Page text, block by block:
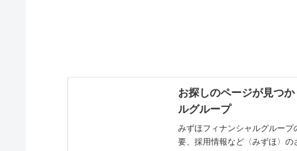
お探しのページが見つ
ルグループ
みずほフィナンシャルグルー
要、採用情報など〈みずほ〉の